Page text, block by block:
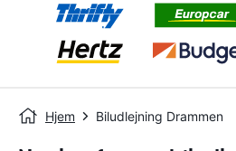
Hjem Biludlejning Drammen